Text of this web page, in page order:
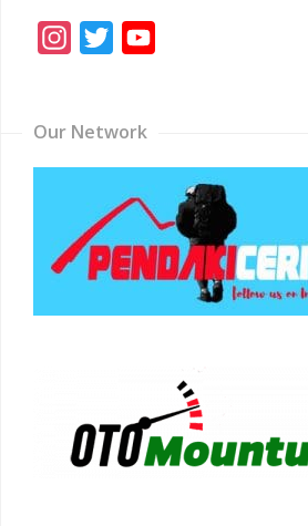
Instagram
Twitter
Our Network